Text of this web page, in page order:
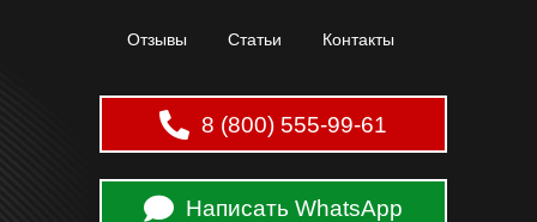
Отзывы Статьи Контакты
8 (800) 555-99-61
Написать WhatsApp